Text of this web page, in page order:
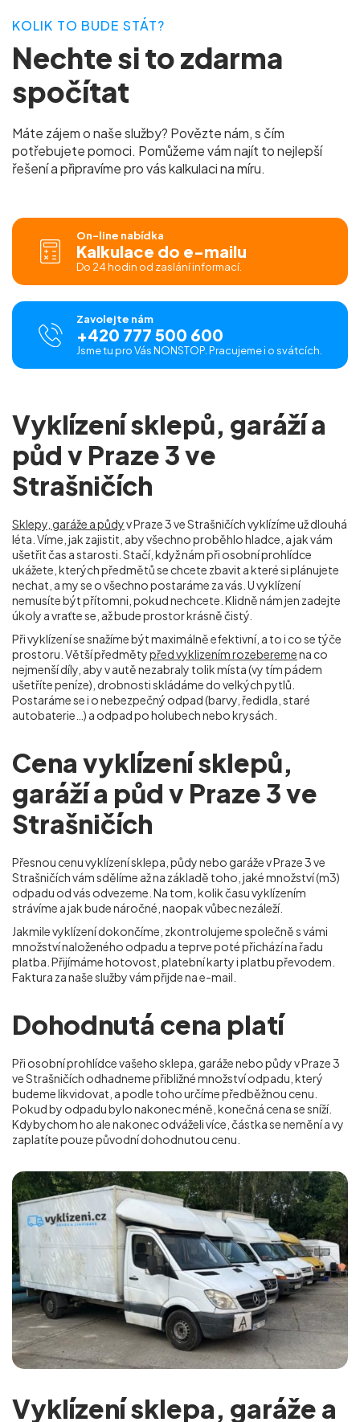
KOLIK TO BUDE STÁT?
Nechte si to zdarma
spočítat
Máte zájem o naše služby? Povězte nám, s čím
potřebujete pomoci. Pomůžeme vám najít to nejlepší
řešení a připravíme pro vás kalkulaci na míru.
On-line nabídka
Kalkulace do e-mailu
Do 24 hodin od zaslání informací.
Zavolejte nám
+420 777 500 600
Jsme tu pro Vás NONSTOP. Pracujeme i o svátcích.
Vyklízení sklepů, garáží a
půd v Praze 3 ve
Strašničích
Sklepy, garáže a půdyv Praze 3 ve Strašničíchvyklízíme už dlouhá
léta. Víme, jak zajistit, aby všechno proběhlo hladce, a jak vám
ušetřit čas a starosti. Stačí, když nám při osobní prohlídce
ukážete, kterých předmětů se chcete zbavit a které si plánujete
nechat, a my se o všechno postaráme za vás. U vyklízení
nemusíte být přítomni, pokud nechcete. Klidně nám jen zadejte
úkoly a vraťte se, až bude prostor krásně čistý.
Při vyklízení se snažíme být maximálně efektivní, a to i co se týče
prostoru. Větší předmětypřed vyklizením rozeberemena co
nejmenší díly, aby v autě nezabraly tolik místa (vy tím pádem
ušetříte peníze), drobnosti skládáme do velkých pytlů.
Postaráme se i o nebezpečný odpad (barvy, ředidla, staré
autobaterie…) a odpad po holubech nebo krysách.
Cena vyklízení sklepů,
garáží a půd v Praze 3 ve
Strašničích
Přesnou cenu vyklízení sklepa, půdy nebo garáže v Praze 3 ve
Strašničíchvám sdělíme až na základě toho, jaké množství (m3)
odpadu od vás odvezeme. Na tom, kolik času vyklízením
strávíme a jak bude náročné, naopak vůbec nezáleží.
Jakmile vyklízení dokončíme, zkontrolujeme společně s vámi
množství naloženého odpadu a teprve poté přichází na řadu
platba. Přijímáme hotovost, platební karty i platbu převodem.
Faktura za naše služby vám přijde na e-mail.
Dohodnutá cena platí
Při osobní prohlídce vašeho sklepa, garáže nebo půdy v Praze 3
ve Strašničích odhadneme přibližné množství odpadu, který
budeme likvidovat, a podle toho určíme předběžnou cenu.
Pokud by odpadu bylo nakonec méně, konečná cena se sníží.
Kdybychom ho ale nakonec odváželi více, částka se nemění a vy
zaplatíte pouze původní dohodnutou cenu.
Vyklízení sklepa, garáže a